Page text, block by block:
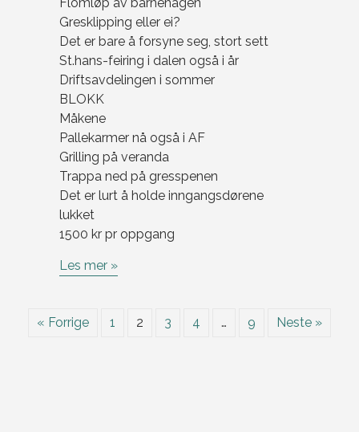
Gresklipping eller ei?
Det er bare å forsyne seg, stort sett
St.hans-feiring i dalen også i år
Driftsavdelingen i sommer
BLOKK
Måkene
Pallekarmer nå også i AF
Grilling på veranda
Trappa ned på gresspenen
Det er lurt å holde inngangsdørene
lukket
1500 kr pr oppgang
Les mer »
« Forrige 1 2 3 4 … 9 Neste »